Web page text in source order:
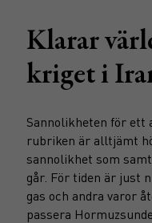
Klarar
kriget i
Sannolikheten för ett
rubriken är alltjämt
sannolikhet som
går. För tiden är just
gas och andra varor
passera